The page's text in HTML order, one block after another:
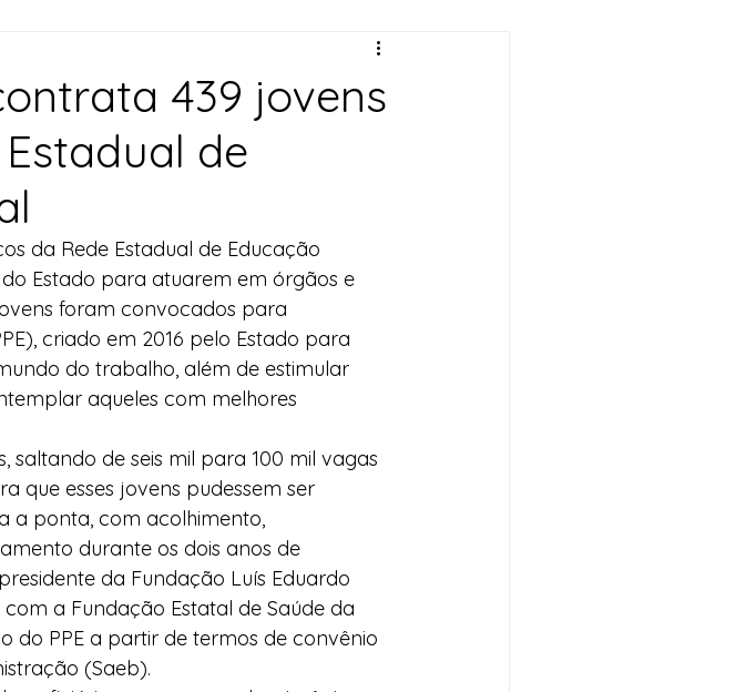
Política Lula
Defesa Civil
Esporte
439 jovens
de
da Rede Estadual de Educação
Estado para atuarem em órgãos e
foram convocados para
criado em 2016 pelo Estado para
do trabalho, além de estimular
aqueles com melhores
saltando de seis mil para 100 mil vagas
que esses jovens pudessem ser
a ponta, com acolhimento,
durante os dois anos de
da Fundação Luís Eduardo
a Fundação Estatal de Saúde da
do PPE a partir de termos de convênio
(Saeb).